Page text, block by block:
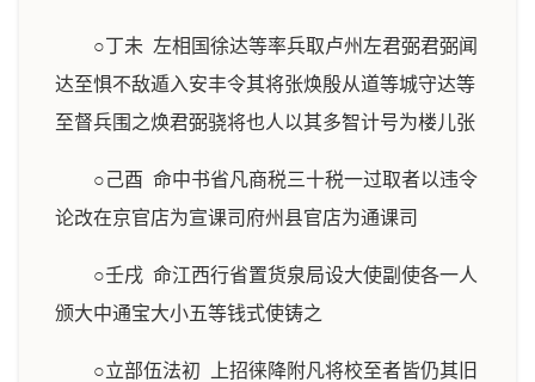
○丁未 左相国徐达等率兵取卢州左君弼君弼闻
达至惧不敌遁入安丰令其将张焕殷从道等城守达等
至督兵围之焕君弼骁将也人以其多智计号为楼儿张
○己酉 命中书省凡商税三十税一过取者以违令
论改在京官店为宣课司府州县官店为通课司
○壬戌 命江西行省置货泉局设大使副使各一人
颁大中通宝大小五等钱式使铸之
○立部伍法初 上招徕降附凡将校至者皆仍其旧